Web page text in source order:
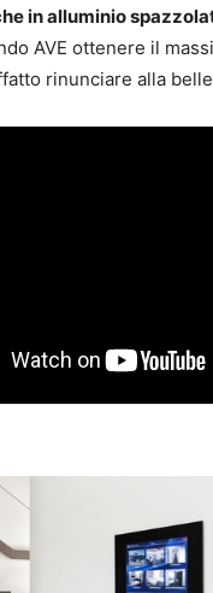
in alluminio
AVE ottenere il
rinunciare alla